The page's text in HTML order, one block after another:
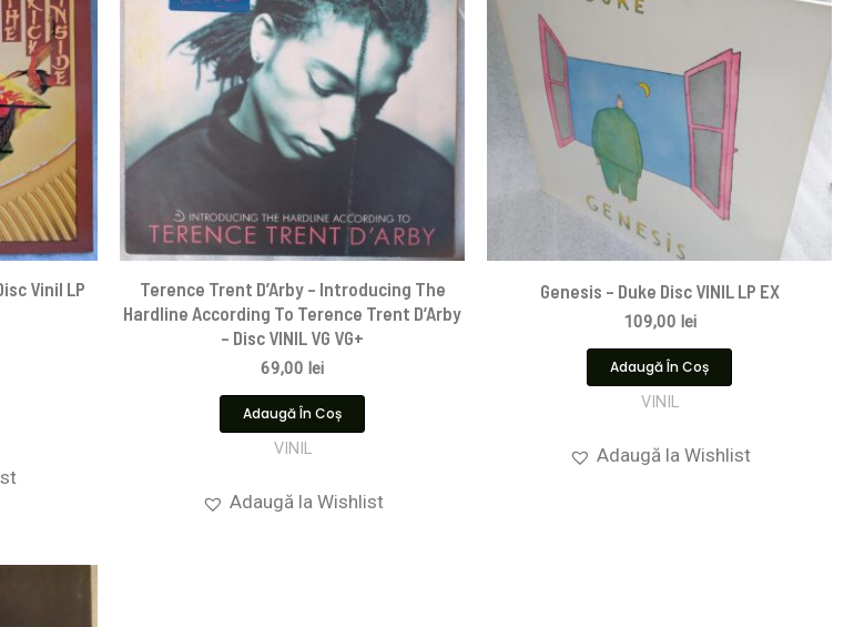
Vinil LP
Terence Trent D’Arby – Introducing The
Hardline According To Terence Trent D’Arby
– Disc VINIL VG VG+
69,00 lei
Adaugă În Coș
VINIL
Adaugă la Wishlist
Genesis – Duke Disc VINIL LP EX
109,00 lei
Adaugă În Coș
VINIL
Adaugă la Wishlist